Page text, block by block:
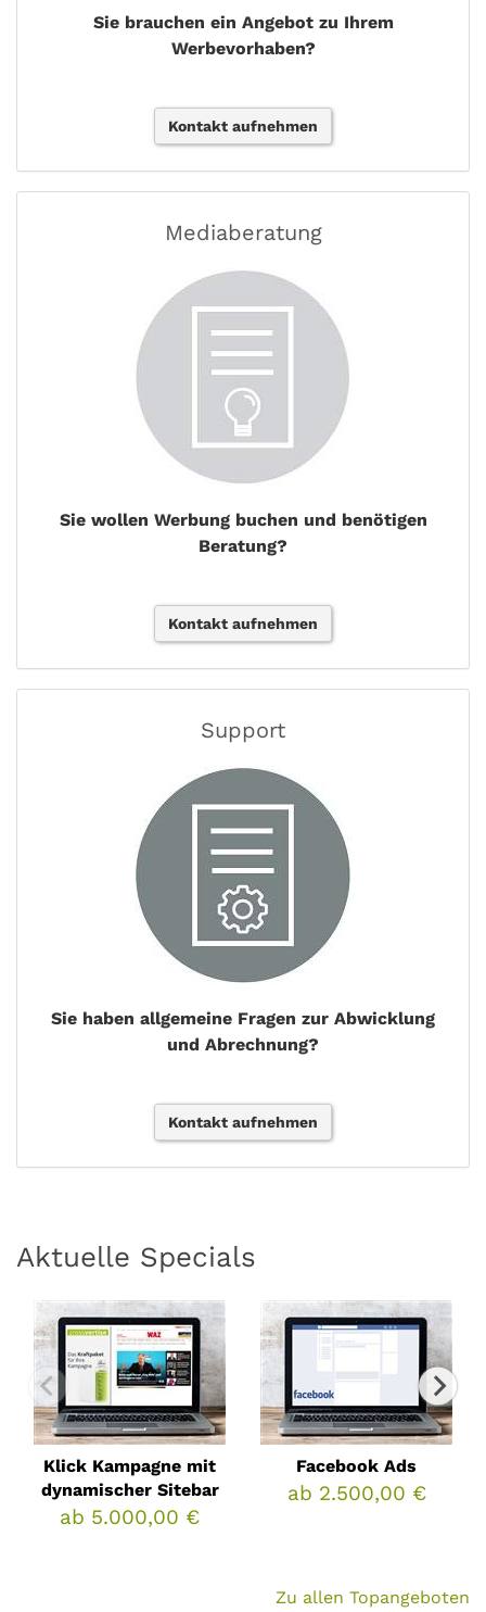
Sie brauchen ein Angebot zu Ihrem
Werbevorhaben?
Kontakt aufnehmen
Mediaberatung
Sie wollen Werbung buchen und benötigen
Beratung?
Kontakt aufnehmen
Support
Sie haben allgemeine Fragen zur Abwicklung
und Abrechnung?
Kontakt aufnehmen
Aktuelle Specials
Klick Kampagne mit
dynamischer Sitebar
ab 5.000,00 €
Facebook Ads
ab 2.500,00 €
Zu allen Topangeboten